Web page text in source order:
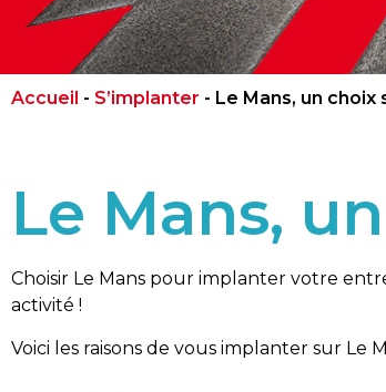
Accueil - S’implanter - Le Mans, un
Le Mans,
Choisir Le Mans pour implanter votre
activité !
Voici les raisons de vous implanter sur Le